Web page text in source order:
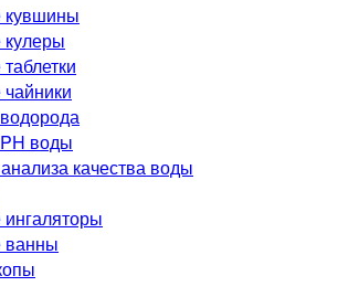
кувшины
воды
качества воды
ванны